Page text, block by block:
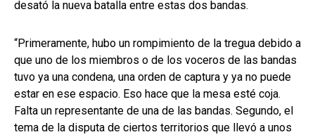
desató la nueva batalla entre estas dos bandas.
“Primeramente, hubo un rompimiento de la tregua debido a
que uno de los miembros o de los voceros de las bandas
tuvo ya una condena, una orden de captura y ya no puede
estar en ese espacio. Eso hace que la mesa esté coja.
Falta un representante de una de las bandas. Segundo, el
tema de la disputa de ciertos territorios que llevó a unos